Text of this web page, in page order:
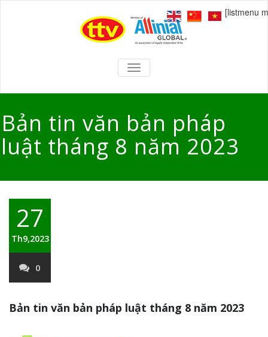
TOGGLE
NAVIGATION
Bản tin văn bản pháp
luật tháng 8 năm 2023
27
Th9,2023
0
Bản tin văn bản pháp luật tháng 8 năm 2023
[listmenu